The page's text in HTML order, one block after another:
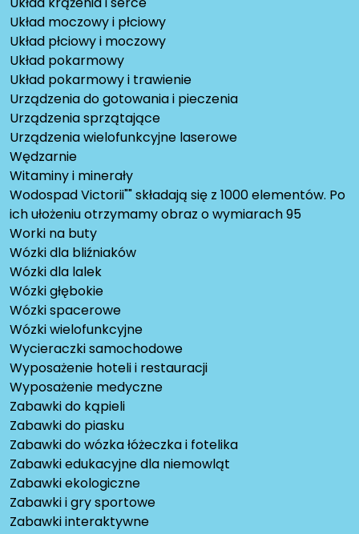
Układ moczowy i płciowy
Układ płciowy i moczowy
Układ pokarmowy
Układ pokarmowy i trawienie
Urządzenia do gotowania i pieczenia
Urządzenia sprzątające
Urządzenia wielofunkcyjne laserowe
Wędzarnie
Witaminy i minerały
Wodospad Victorii"" składają się z 1000 elementów. Po
ich ułożeniu otrzymamy obraz o wymiarach 95
Worki na buty
Wózki dla bliźniaków
Wózki dla lalek
Wózki głębokie
Wózki spacerowe
Wózki wielofunkcyjne
Wycieraczki samochodowe
Wyposażenie hoteli i restauracji
Wyposażenie medyczne
Zabawki do kąpieli
Zabawki do piasku
Zabawki do wózka łóżeczka i fotelika
Zabawki edukacyjne dla niemowląt
Zabawki ekologiczne
Zabawki i gry sportowe
Zabawki interaktywne